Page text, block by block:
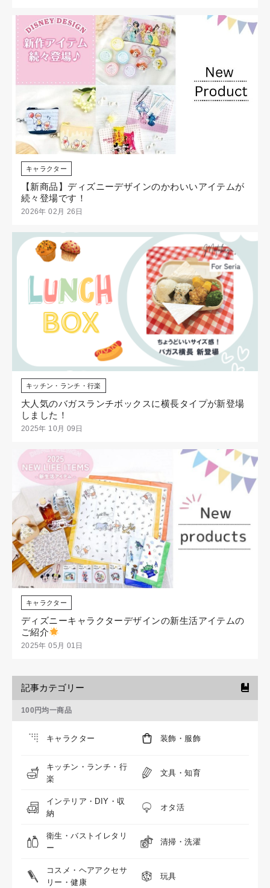
キャラクター
【新商品】ディズニーデザインのかわいいアイテムが
続々登場です！
2026年 02月 26日
キッチン・ランチ・行楽
大人気のバガスランチボックスに横長タイプが新登場
しました！
2025年 10月 09日
キャラクター
ディズニーキャラクターデザインの新生活アイテムの
ご紹介
2025年 05月 01日
記事カテゴリー
100円均一商品
キャラクター 装飾・服飾
キッチン・ランチ・行
楽
文具・知育
インテリア・DIY・収
納
オタ活
衛生・バストイレタリ
ー
清掃・洗濯
コスメ・ヘアアクセサ
リー・健康
玩具